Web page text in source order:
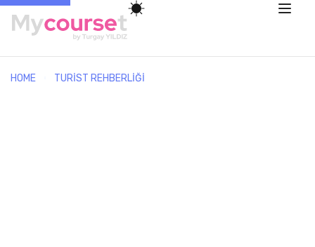
HOME TURIST REHBERLIĞI